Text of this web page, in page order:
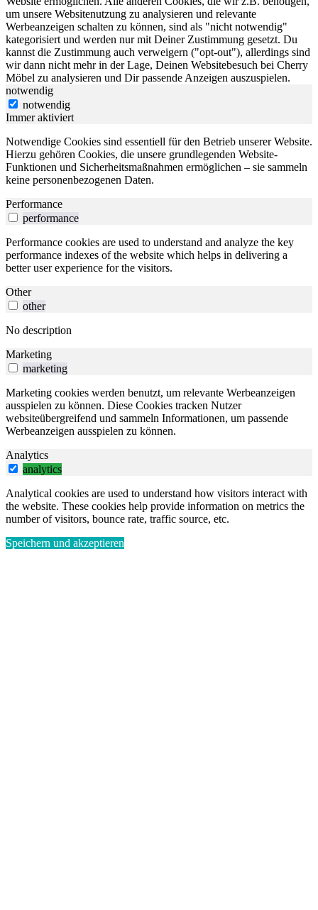
um unsere Websitenutzung zu analysieren und relevante
Werbeanzeigen schalten zu können, sind als "nicht notwendig"
kategorisiert und werden nur mit Deiner Zustimmung gesetzt. Du
kannst die Zustimmung auch verweigern ("opt-out"), allerdings sind
wir dann nicht mehr in der Lage, Deinen Websitebesuch bei Cherry
Möbel zu analysieren und Dir passende Anzeigen auszuspielen.
notwendig
notwendig
Immer aktiviert
Notwendige Cookies sind essentiell für den Betrieb unserer Website.
Hierzu gehören Cookies, die unsere grundlegenden Website-
Funktionen und Sicherheitsmaßnahmen ermöglichen – sie sammeln
keine personenbezogenen Daten.
Performance
performance
Performance cookies are used to understand and analyze the key
performance indexes of the website which helps in delivering a
better user experience for the visitors.
Other
other
No description
Marketing
marketing
Marketing cookies werden benutzt, um relevante Werbeanzeigen
ausspielen zu können. Diese Cookies tracken Nutzer
websiteübergreifend und sammeln Informationen, um passende
Werbeanzeigen ausspielen zu können.
Analytics
analytics
Analytical cookies are used to understand how visitors interact with
the website. These cookies help provide information on metrics the
number of visitors, bounce rate, traffic source, etc.
Speichern und akzeptieren